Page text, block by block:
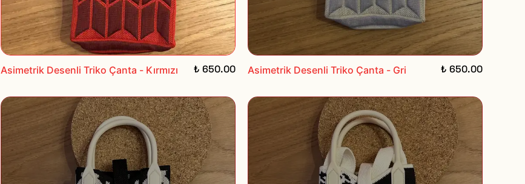
Asimetrik Desenli Triko Çanta - Kırmızı ₺ 650.00 Asimetrik Desenli Triko Çanta - Gri ₺ 650.00